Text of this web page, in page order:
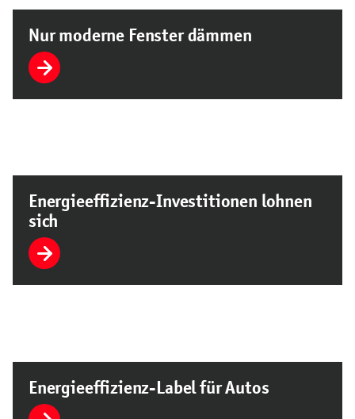
Nur moderne Fenster dämmen
Energieeffizienz-Investitionen lohnen
sich
Energieeffizienz-Label für Autos